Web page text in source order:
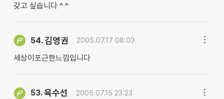
갖고 싶습니다 ^ ^
54.김영권 2005.07.17 08:03
세상이포근한느낌입니다
53.육수선 2005.07.15 23:23